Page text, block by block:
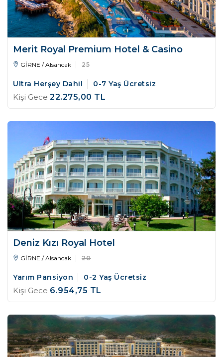
Merit Royal Premium Hotel & Casino
GİRNE / Alsancak 25
Ultra Herşey Dahil 0-7 Yaş Ücretsiz
Kişi Gece 22.275,00 TL
Deniz Kızı Royal Hotel
GİRNE / Alsancak 20
Yarım Pansiyon 0-2 Yaş Ücretsiz
Kişi Gece 6.954,75 TL